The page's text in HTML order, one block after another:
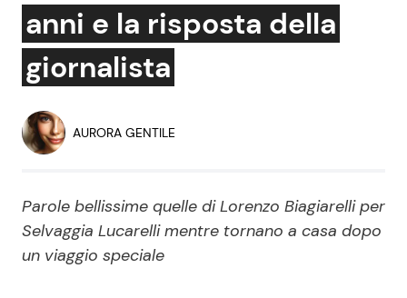
Dal Mondo
Economia
Persone Scomparse
Coppie VIP
anni e la risposta della
giornalista
AURORA GENTILE
Parole bellissime quelle di Lorenzo Biagiarelli per
Selvaggia Lucarelli mentre tornano a casa dopo
un viaggio speciale